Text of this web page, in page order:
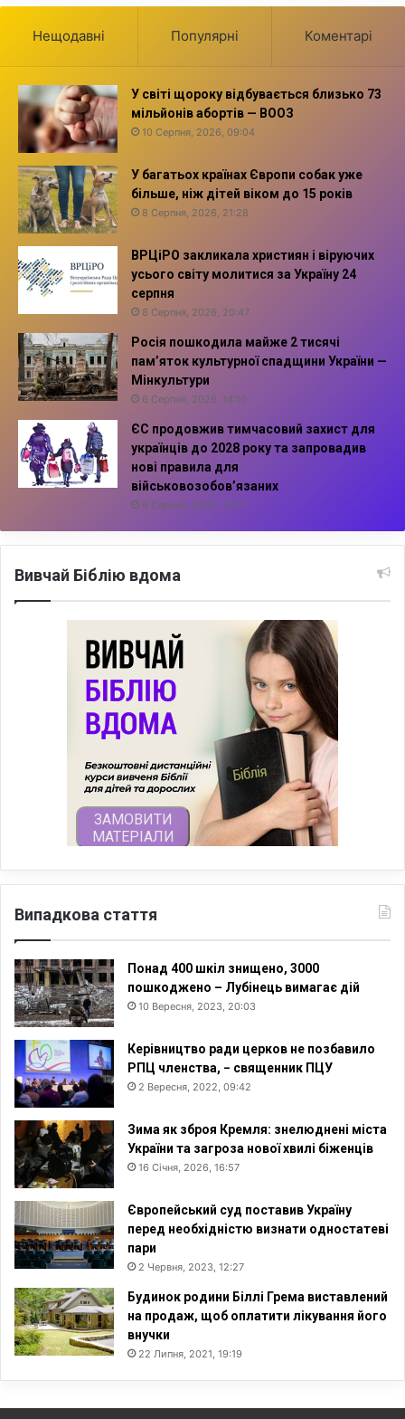
Нещодавні Популярні Коментарі
У світі щороку відбувається близько 73
мільйонів абортів — ВООЗ
10 Серпня, 2026, 09:04
У багатьох країнах Європи собак уже
більше, ніж дітей віком до 15 років
8 Серпня, 2026, 21:28
ВРЦіРО закликала християн і віруючих
усього світу молитися за Україну 24
серпня
8 Серпня, 2026, 20:47
Росія пошкодила майже 2 тисячі
пам’яток культурної спадщини України —
Мінкультури
6 Серпня, 2026, 14:10
ЄС продовжив тимчасовий захист для
українців до 2028 року та запровадив
нові правила для
військовозобов’язаних
6 Серпня, 2026, 13:57
Вивчай Біблію вдома
Випадкова стаття
Понад 400 шкіл знищено, 3000
пошкоджено – Лубінець вимагає дій
10 Вересня, 2023, 20:03
Керівництво ради церков не позбавило
РПЦ членства, − священник ПЦУ
2 Вересня, 2022, 09:42
Зима як зброя Кремля: знелюднені міста
України та загроза нової хвилі біженців
16 Січня, 2026, 16:57
Європейський суд поставив Україну
перед необхідністю визнати одностатеві
пари
2 Червня, 2023, 12:27
Будинок родини Біллі Грема виставлений
на продаж, щоб оплатити лікування його
внучки
22 Липня, 2021, 19:19